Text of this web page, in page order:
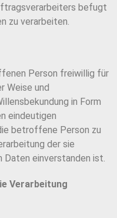
befugt
zu verarbeiten.
Person freiwillig für
Weise und
in Form
eindeutigen
betroffene Person zu
der sie
einverstanden ist.
Verarbeitung